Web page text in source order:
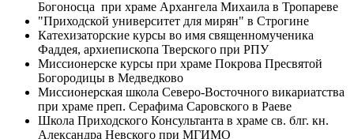
Богоносца при храме Архангела Михаила в Тропареве
"Приходской университет для мирян" в Строгине
Катехизаторские курсы во имя священномученика
Фаддея, архиепископа Тверского при РПУ
Миссионерске курсы при храме Покрова Пресвятой
Богородицы в Медведково
Миссионерская школа Северо-Восточного викариатства
при храме преп. Серафима Саровского в Раеве
Школа Приходского Консультанта в храме св. блг. кн.
Александра Невского при МГИМО